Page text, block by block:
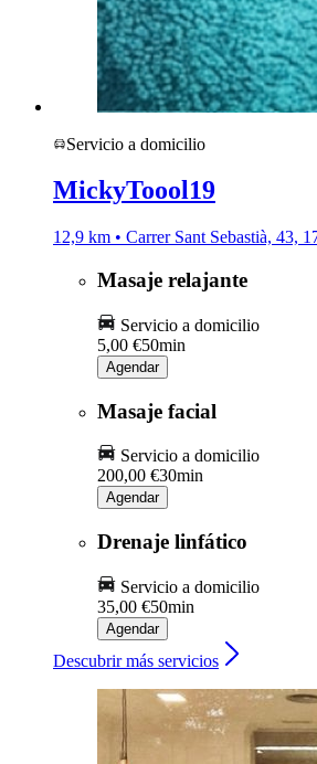
Servicio a domicilio
MickyToool19
12,9 km • Carrer Sant Sebastià, 43,
Masaje relajante
Servicio a domicilio
5,00 €50min
Agendar
Masaje facial
Servicio a domicilio
200,00 €30min
Agendar
Drenaje linfático
Servicio a domicilio
35,00 €50min
Agendar
Descubrir más servicios